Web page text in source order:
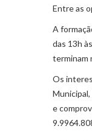
Entre as
A
das 13h
terminam
Os
e